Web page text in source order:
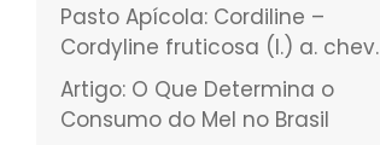
Pasto Apícola: Cordiline –
Cordyline fruticosa (l.) a. chev.
Artigo: O Que Determina o
Consumo do Mel no Brasil